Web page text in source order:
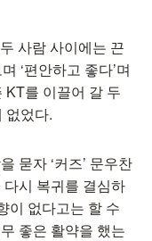
사람 사이에는 끈
‘편안하고 좋다’며
를 이끌어 갈 두
없었다.
묻자 ‘커즈’ 문우찬
시 복귀를 결심하
이 없다고는 할 수
좋은 활약을 했는